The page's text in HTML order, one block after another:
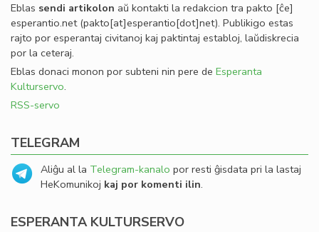
Eblas sendi artikolon aŭ kontakti la redakcion tra pakto [ĉe]
esperantio.net(pakto[at]esperantio[dot]net). Publikigo estas
rajto por esperantaj civitanoj kaj paktintaj establoj, laŭdiskrecia
por la ceteraj.
Eblas donaci monon por subteni nin pere de Esperanta
Kulturservo.
RSS-servo
TELEGRAM
Aliĝu al la Telegram-kanalo por resti ĝisdata pri la lastaj
HeKomunikoj kaj por komenti ilin.
ESPERANTA KULTURSERVO